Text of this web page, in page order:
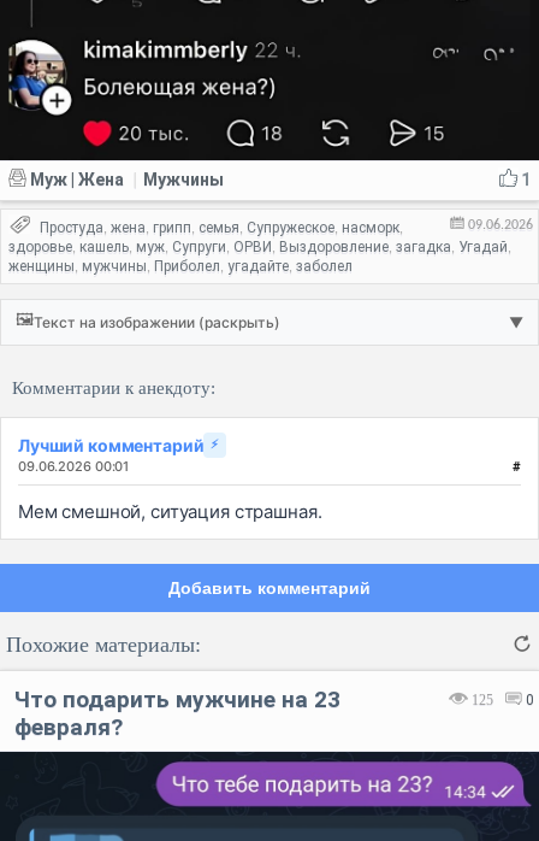
1
Муж | Жена Мужчины
09.06.2026
Простуда, жена, грипп, семья, Супружеское, насморк,
здоровье, кашель, муж, Супруги, ОРВИ , Выздоровление, загадка, Угадай,
женщины, мужчины, Приболел, угадайте, заболел
🖼️Текст на изображении (раскрыть) ▼
Комментарии к анекдоту:
Лучший комментарий ⚡
09.06.2026 00:01 #
Мем смешной, ситуация страшная.
Добавить комментарий
Отмена Отправить
Похожие материалы:
125 0
Что подарить мужчине на 23
февраля?